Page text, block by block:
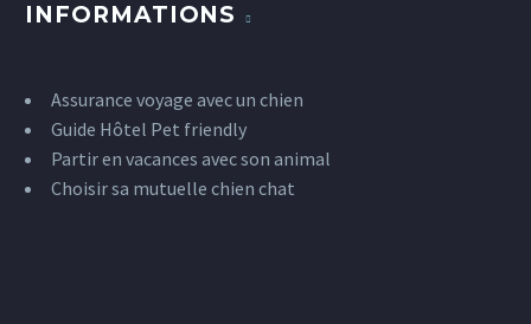
INFORMATIONS
Assurance voyage avec un chien
Guide Hôtel Pet friendly
Partir en vacances avec son animal
Choisir sa mutuelle chien chat